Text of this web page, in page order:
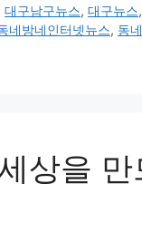
대구남구뉴스,대구뉴스
네방네인터넷뉴스, 동
상을